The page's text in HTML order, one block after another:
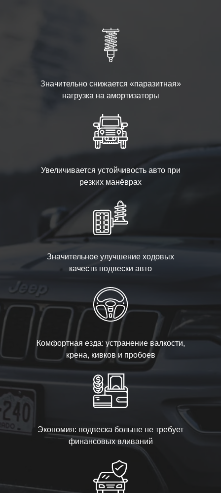
Значительно снижается «паразитная»
нагрузка на амортизаторы
Увеличивается устойчивость авто при
резких манёврах
Значительное улучшение ходовых
качеств подвески авто
Комфортная езда: устранение валкости,
крена, кивков и пробоев
Экономия: подвеска больше не требует
финансовых вливаний